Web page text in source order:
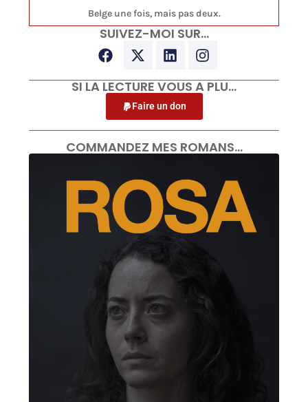
Belge une fois, mais pas deux.
SUIVEZ-MOI SUR…
SI LA LECTURE VOUS A PLU…
Faire un don
COMMANDEZ MES ROMANS…